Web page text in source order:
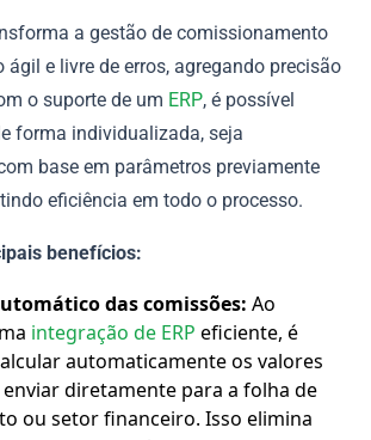
a gestão de comissionamento
ágil e livre de erros, agregando precisão
o suporte de um ERP, é possível
forma individualizada, seja
base em parâmetros previamente
eficiência em todo o processo.
benefícios:
das comissões: Ao
integração de ERP eficiente, é
automaticamente os valores
diretamente para a folha de
ou setor financeiro. Isso elimina